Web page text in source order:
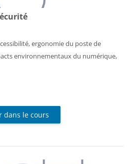
ergonomie du poste de
environnementaux du numérique,
dans le cours